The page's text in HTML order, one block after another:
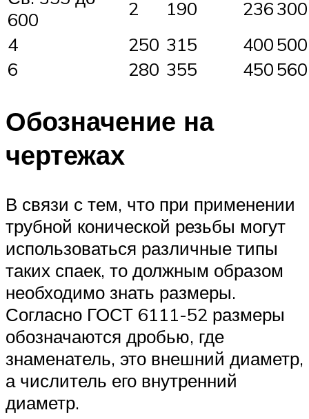
600
2 190 236300
4
250 315 400500
6
280 355 450560
Обозначение на
чертежах
В связи с тем, что при применении
трубной конической резьбы могут
использоваться различные типы
таких спаек, то должным образом
необходимо знать размеры.
Согласно ГОСТ 6111-52 размеры
обозначаются дробью, где
знаменатель, это внешний диаметр,
а числитель его внутренний
диаметр.